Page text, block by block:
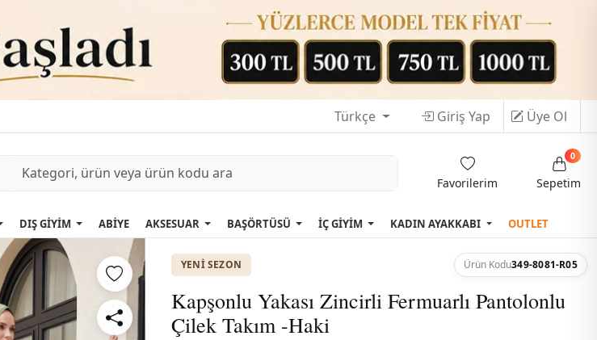
Türkçe Giriş Yap Üye Ol
Favorilerim Sepetim
0
DIŞ GİYİM ABİYE AKSESUAR BAŞÖRTÜSÜ İÇ GİYİM KADIN AYAKKABI OUTLET
YENI SEZON Ürün Kodu349-8081-R05
Kapşonlu Yakası Zincirli Fermuarlı Pantolonlu
Çilek Takım -Haki